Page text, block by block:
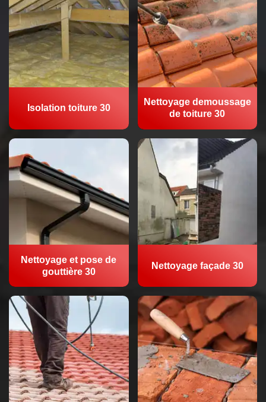
Isolation toiture 30
Nettoyage demoussage
de toiture 30
Nettoyage et pose de
gouttière 30
Nettoyage façade 30